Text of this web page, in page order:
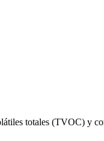
totales (TVOC) y